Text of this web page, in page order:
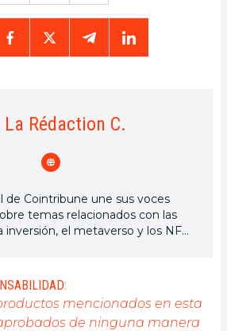
La Rédaction C.
de Cointribune une sus voces
temas relacionados con las
inversión, el metaverso y los NFT,
mencionados en esta
de ninguna manera